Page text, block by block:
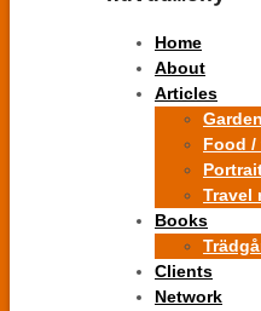
Home
About
Articles
Garden
Food
Travel
Books
Clients
Network